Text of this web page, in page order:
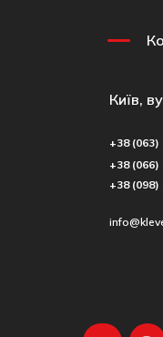
Київ,
+38
+38
+38